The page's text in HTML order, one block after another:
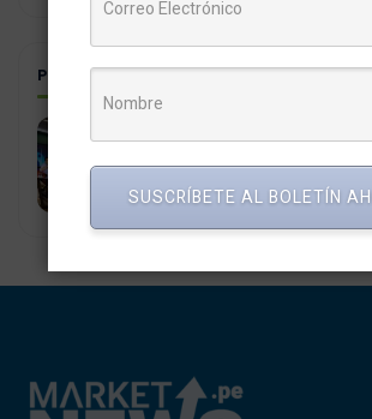
POSTS RELACIONADOS
Se realizo el XIV Foro de
startups e inversionistas
27 junio, 2023
SUSCRÍBETE AL BOLETÍN